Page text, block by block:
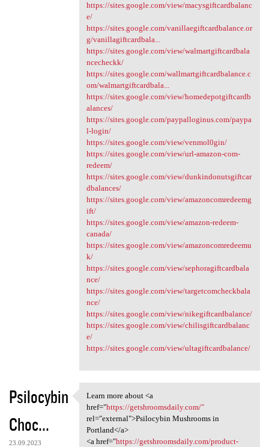
https://sites.google.com/view/macysgiftcardbalanc
e/
https://sites.google.com/vanillaegiftcardbalance.or
g/vanillagiftcardbala...
https://sites.google.com/view/walmartgiftcardbala
ncecheckk/
https://sites.google.com/wallmartgiftcardbalance.c
om/walmartgiftcardbala...
https://sites.google.com/view/homedepotgiftcardb
alances/
https://sites.google.com/paypalloginus.com/paypa
l-login/
https://sites.google.com/view/venmol0gin/
https://sites.google.com/view/url-amazon-com-
redeem/
https://sites.google.com/view/dunkindonutsgiftcar
dbalances/
https://sites.google.com/view/amazoncomredeemg
ift/
https://sites.google.com/view/amazon-redeem-
canada/
https://sites.google.com/view/amazoncomredeemu
k/
https://sites.google.com/view/sephoragiftcardbala
nce/
https://sites.google.com/view/targetcomcheckbala
nce/
https://sites.google.com/view/nikegiftcardbalance/
https://sites.google.com/view/chilisgiftcardbalanc
e/
https://sites.google.com/view/ultagiftcardbalance/
Psilocybin
Choc...
23.09.2023
Learn more about <a href=
Learn more about <a
href="https://getshroomsdaily.com/"
rel="external">Psilocybin Mushrooms in
Portland</a>
<a href="https://getshroomsdaily.com/product-